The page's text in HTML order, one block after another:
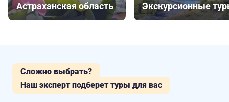
Астраханская область Экскурсионные
Сложно выбрать?
Наш эксперт подберет туры для вас